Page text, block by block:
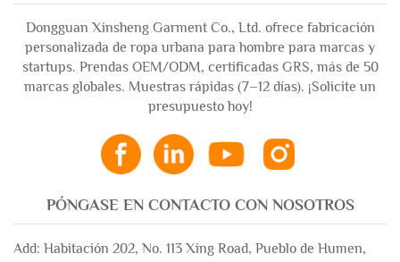
Dongguan Xinsheng Garment Co., Ltd. ofrece fabricación
personalizada de ropa urbana para hombre para marcas y
startups. Prendas OEM/ODM, certificadas GRS, más de 50
marcas globales. Muestras rápidas (7–12 días). ¡Solicite un
presupuesto hoy!
PÓNGASE EN CONTACTO CON NOSOTROS
Add: Habitación 202, No. 113 Xing Road, Pueblo de Humen,